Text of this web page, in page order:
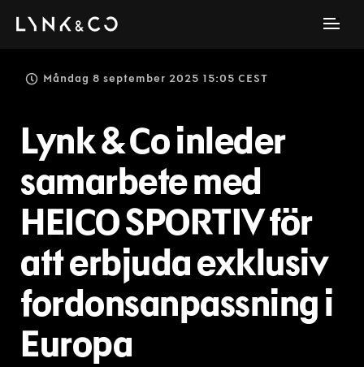
Måndag 8 september 2025 15:05 CEST
Lynk & Co inleder
samarbete med
HEICO SPORTIV för
att erbjuda exklusiv
fordonsanpassning i
Europa